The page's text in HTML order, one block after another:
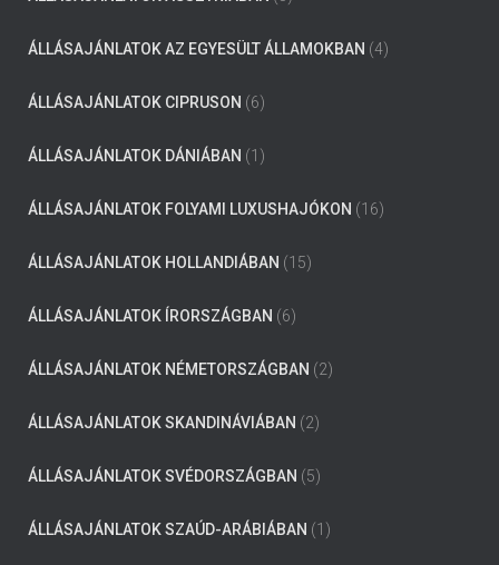
ÁLLÁSAJÁNLATOK AZ EGYESÜLT ÁLLAMOKBAN (4)
ÁLLÁSAJÁNLATOK CIPRUSON (6)
ÁLLÁSAJÁNLATOK DÁNIÁBAN (1)
ÁLLÁSAJÁNLATOK FOLYAMI LUXUSHAJÓKON (16)
ÁLLÁSAJÁNLATOK HOLLANDIÁBAN (15)
ÁLLÁSAJÁNLATOK ÍRORSZÁGBAN (6)
ÁLLÁSAJÁNLATOK NÉMETORSZÁGBAN (2)
ÁLLÁSAJÁNLATOK SKANDINÁVIÁBAN (2)
ÁLLÁSAJÁNLATOK SVÉDORSZÁGBAN (5)
ÁLLÁSAJÁNLATOK SZAÚD-ARÁBIÁBAN (1)